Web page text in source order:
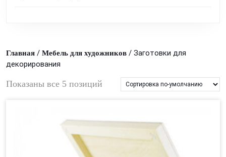
Главная / Мебель для художников / Заготовки для
декорирования
Показаны все 5 позиций